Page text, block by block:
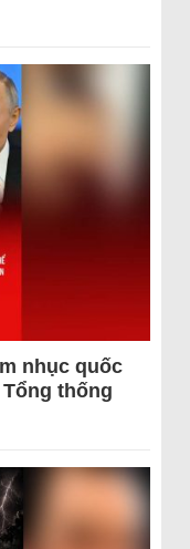
nhục quốc
thống